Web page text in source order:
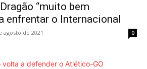
“muito bem
enfrentar o Internacional
agosto de 2021 0